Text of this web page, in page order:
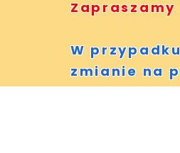
Zapraszamy
W przypadku
zmianie na